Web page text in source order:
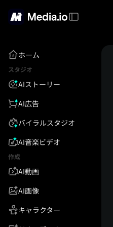
ホーム
スタジオ
AIストーリー
AI広告
バイラルスタジオ
AI音楽ビデオ
作成
AI動画
AI画像
キャラクター